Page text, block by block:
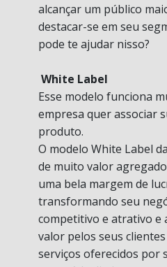
alcançar um público
destacar-se em seu
pode te ajudar nisso?
White Label
Esse modelo funciona
empresa quer associar
produto.
O modelo White Label
de muito valor
uma bela margem de
transformando seu
competitivo e atrativo e
valor pelos seus
serviços oferecidos por